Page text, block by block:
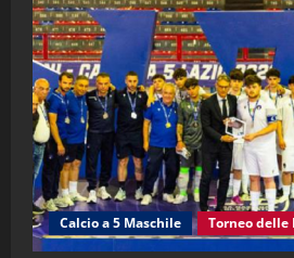
3
"SportEmpire" in
“SportEmpire”
(Martedi 21
21/04/2026
4
"SportEmpire" in
“SportEmpire”
(Martedi 14
15/04/2026
Calcio a 5 Maschile Torneo delle